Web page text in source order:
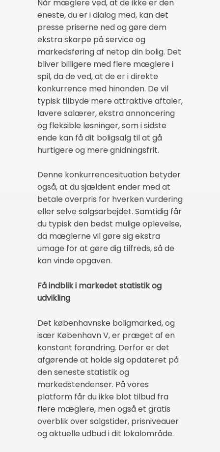
Når mæglere ved, at de ikke er den
eneste, du er i dialog med, kan det
presse priserne ned og gøre dem
ekstra skarpe på service og
markedsføring af netop din bolig. Det
bliver billigere med flere mæglere i
spil, da de ved, at de er i direkte
konkurrence med hinanden. De vil
typisk tilbyde mere attraktive aftaler,
lavere salærer, ekstra annoncering
og fleksible løsninger, som i sidste
ende kan få dit boligsalg til at gå
hurtigere og mere gnidningsfrit.
Denne konkurrencesituation betyder
også, at du sjældent ender med at
betale overpris for hverken vurdering
eller selve salgsarbejdet. Samtidig får
du typisk den bedst mulige oplevelse,
da mæglerne vil gøre sig ekstra
umage for at gøre dig tilfreds, så de
kan vinde opgaven.
Få indblik i markedet statistik og
udvikling
Det københavnske boligmarked, og
især København V, er præget af en
konstant forandring. Derfor er det
afgørende at holde sig opdateret på
den seneste statistik og
markedstendenser. På vores
platform får du ikke blot tilbud fra
flere mæglere, men også et gratis
overblik over salgstider, prisniveauer
og aktuelle udbud i dit lokalområde.